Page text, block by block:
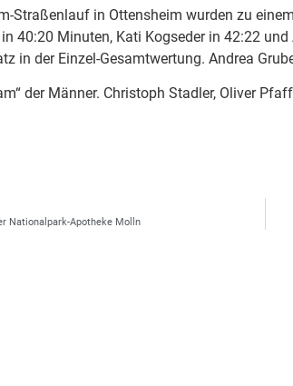
Straßenlauf in Ottensheim wurden zu
40:20 Minuten, Kati Kogseder in 42:22
in der Einzel-Gesamtwertung. Andrea
der Männer. Christoph Stadler, Oliver
Nationalpark-Apotheke Molln